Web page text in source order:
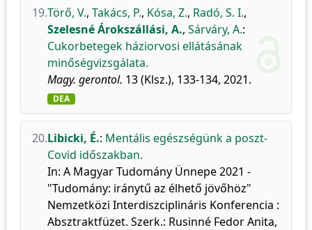
19.Törő, V., Takács, P., Kósa, Z., Radó, S. I.,
Szelesné Árokszállási, A., Sárváry, A.:
Cukorbetegek háziorvosi ellátásának
minőségvizsgálata.
Magy. gerontol. 13 (Klsz.), 133-134, 2021.
DEA
20.Libicki, É.: Mentális egészségünk a poszt-
Covid időszakban.
In: A Magyar Tudomány Ünnepe 2021 -
"Tudomány: iránytű az élhető jövőhöz"
Nemzetközi Interdiszciplináris Konferencia :
Absztraktfüzet. Szerk.: Rusinné Fedor Anita,